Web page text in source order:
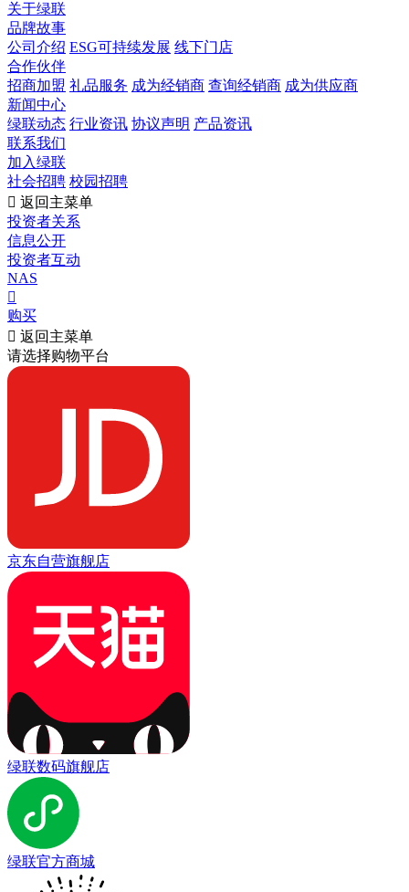
关于绿联
品牌故事
公司介绍 ESG可持续发展 线下门店
合作伙伴
招商加盟 礼品服务 成为经销商 查询经销商 成为供应商
新闻中心
绿联动态 行业资讯 协议声明 产品资讯
联系我们
加入绿联
社会招聘 校园招聘
 返回主菜单
投资者关系
信息公开
投资者互动
NAS

购买
 返回主菜单
请选择购物平台
京东自营旗舰店
绿联数码旗舰店
绿联官方商城